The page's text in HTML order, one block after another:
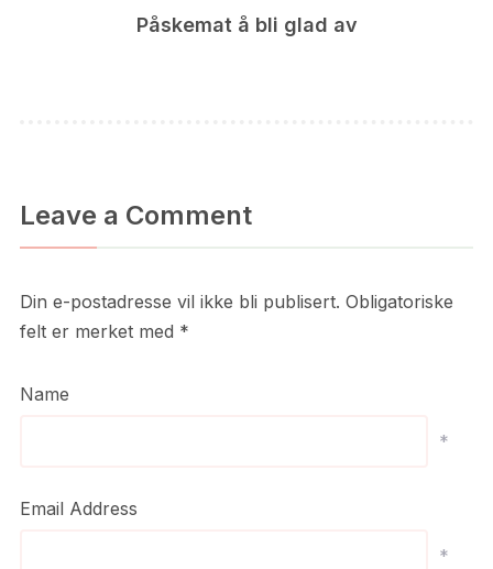
Påskemat å bli glad av
Leave a Comment
Din e-postadresse vil ikke bli publisert. Obligatoriske
felt er merket med *
Name
*
Email Address
*